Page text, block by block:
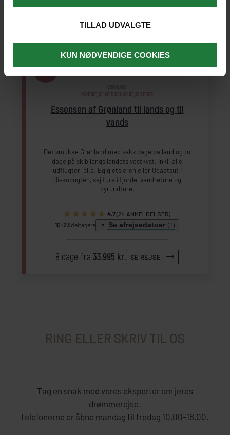
TILLAD UDVALGTE
KUN NØDVENDIGE COOKIES
Essensen af Grønland til lands og til
vands
RUNDREJSE MED DANSK REJSELEDER
Det smukke Grønland med seks dage på land og to
dage på skib langs landets vestkyst. Inkl. alle
udflugter, bl.a. Eqigletsjeren eller Oqaatsut i
Diskobugten, sejlture i fjorde, vandreture og
byrundture.
4.7(24 ANMELDELSER)
10-23 deltagere Se afrejsedatoer (1)
8 dage fra33.995 kr. SE REJSE
RING ELLER SKRIV TIL OS
Tag en snak med vores eksperter om jeres
drømmerejse.
Telefonerne er åbne mandag til fredag 10.00-16.00.